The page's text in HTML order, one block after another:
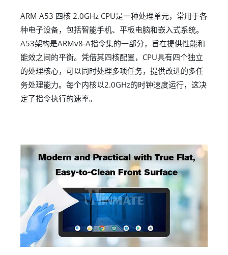
ARM A53 四核 2.0GHz CPU是一种处理单元，常用于各
种电子设备，包括智能手机、平板电脑和嵌入式系统。
A53架构是ARMv8-A指令集的一部分，旨在提供性能和
能效之间的平衡。凭借其四核配置，CPU具有四个独立
的处理核心，可以同时处理多项任务，提供改进的多任
务处理能力。每个内核以2.0GHz的时钟速度运行，这决
定了指令执行的速率。